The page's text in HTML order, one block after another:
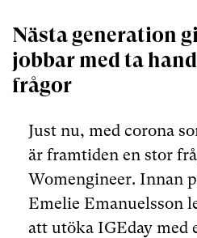
Nästa generation
jobbar med ta
frågor
Just nu, med corona
är framtiden en stor
Womengineer. Innan
Emelie Emanuelsson
att utöka IGEday med